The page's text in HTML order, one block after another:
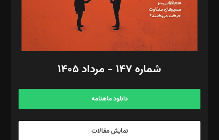
فیلمبرداری و عکاسی: امیر شفیعی، مانی لطفی زاده
گرافیک و صفحه‌آرایی: سید‌سبحان‌علی ثابت
مد‌یر توسعه تجاری: کامبیز برید‌
امور مالی: شاپور رهبری، محمد‌ کاظمی‌نیا
آگهی و مشترکین: ۰۹۱۹۹۹۹۰۴۵۴
شماره ۱۴۷ - مرداد ۱۴۰۵
دانلود ماهنامه
نمایش مقالات